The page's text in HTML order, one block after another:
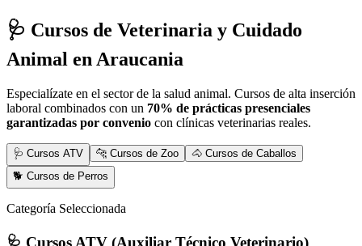
🩺 Cursos de Veterinaria y Cuidado
Animal en Araucania
Especialízate en el sector de la salud animal. Cursos de alta inserción
laboral combinados con un 70% de prácticas presenciales
garantizadas por convenio con clínicas veterinarias reales.
🩺 Cursos ATV 🐆 Cursos de Zoo
🐴 Cursos de Caballos
🐕 Cursos de Perros
Categoría Seleccionada
🩺 Cursos ATV (Auxiliar Técnico Veterinario)